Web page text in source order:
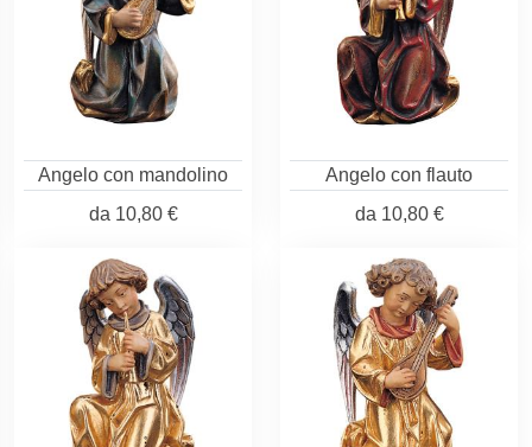
Angelo con mandolino
da 10,80 €
Angelo con flauto
da 10,80 €